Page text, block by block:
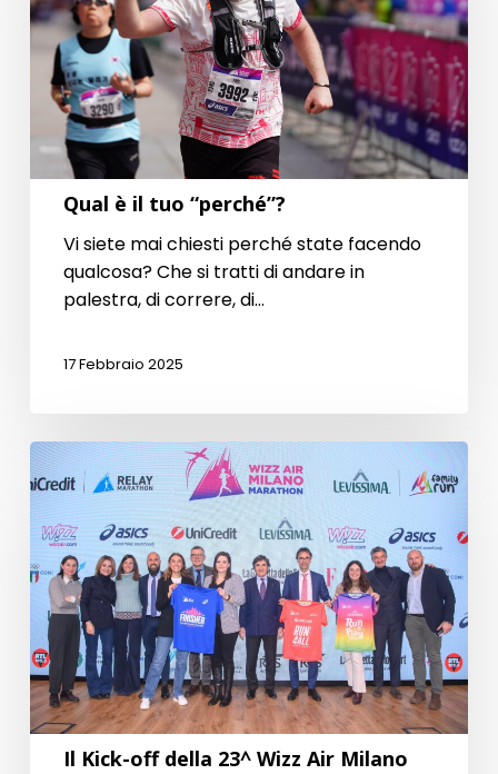
“perché”?
Qual è il tuo “perché”?
Vi siete mai chiesti perché state facendo
qualcosa? Che si tratti di andare in
palestra, di correre, di…
17 Febbraio 2025
Il
Kick-
off
della
23^
Wizz
Air
Milano
Marathon
2025Il Kick-off della 23^ Wizz Air Milano